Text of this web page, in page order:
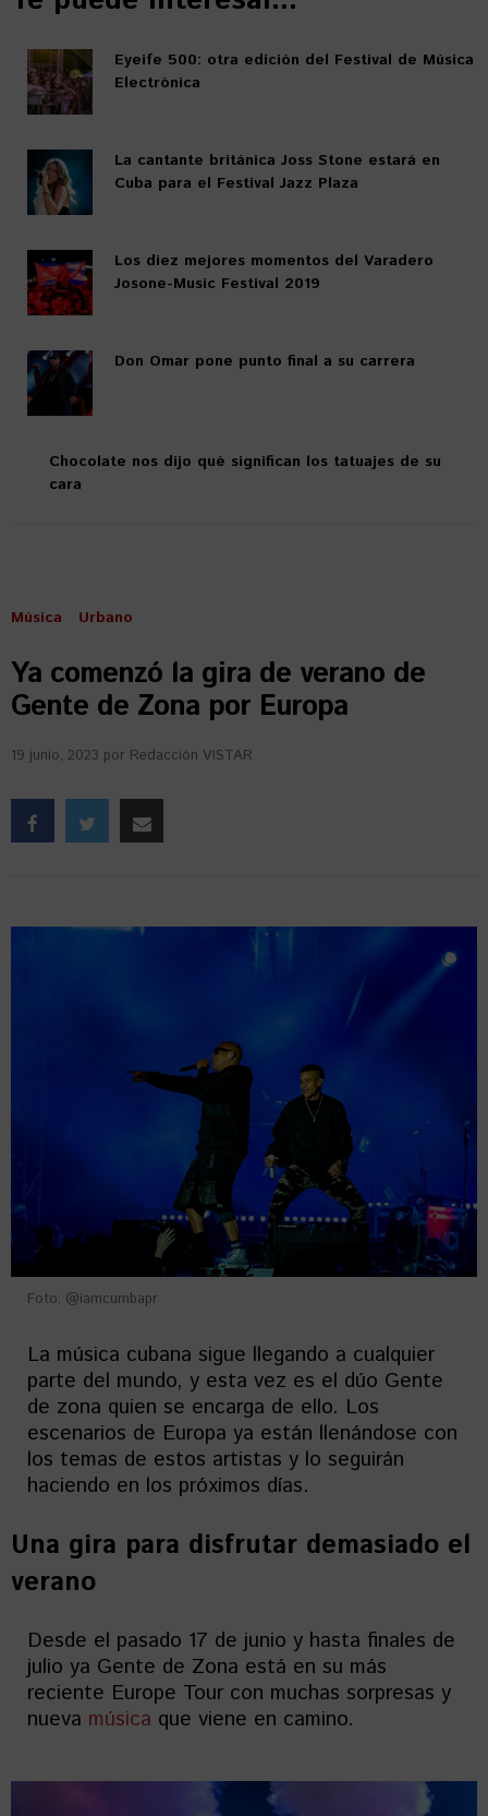
Eyeife 500: otra edición del Festival de Música
Electrónica
La cantante británica Joss Stone estará en
Cuba para el Festival Jazz Plaza
Los diez mejores momentos del Varadero
Josone-Music Festival 2019
Don Omar pone punto final a su carrera
Chocolate nos dijo qué significan los tatuajes de su
cara
Música Urbano
Ya comenzó la gira de verano de
Gente de Zona por Europa
19 junio, 2023 por Redacción VISTAR
Foto: @iamcumbapr
La música cubana sigue llegando a cualquier
parte del mundo, y esta vez es el dúo Gente
de zona quien se encarga de ello. Los
escenarios de Europa ya están llenándose con
los temas de estos artistas y lo seguirán
haciendo en los próximos días.
Una gira para disfrutar demasiado el
verano
Desde el pasado 17 de junio y hasta finales de
julio ya Gente de Zona está en su más
reciente Europe Tour con muchas sorpresas y
nueva música que viene en camino.